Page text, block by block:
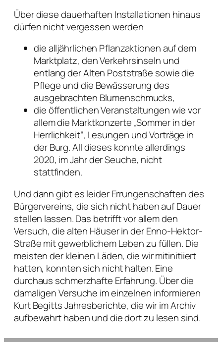
Über diese dauerhaften Installationen hinaus
dürfen nicht vergessen werden
die alljährlichen Pflanzaktionen auf dem
Marktplatz, den Verkehrsinseln und
entlang der Alten Poststraße sowie die
Pflege und die Bewässerung des
ausgebrachten Blumenschmucks,
die öffentlichen Veranstaltungen wie vor
allem die Marktkonzerte „Sommer in der
Herrlichkeit“, Lesungen und Vorträge in
der Burg. All dieses konnte allerdings
2020, im Jahr der Seuche, nicht
stattfinden.
Und dann gibt es leider Errungenschaften des
Bürgervereins, die sich nicht haben auf Dauer
stellen lassen. Das betrifft vor allem den
Versuch, die alten Häuser in der Enno-Hektor-
Straße mit gewerblichem Leben zu füllen. Die
meisten der kleinen Läden, die wir mitinitiiert
hatten, konnten sich nicht halten. Eine
durchaus schmerzhafte Erfahrung. Über die
damaligen Versuche im einzelnen informieren
Kurt Begitts Jahresberichte, die wir im Archiv
aufbewahrt haben und die dort zu lesen sind.